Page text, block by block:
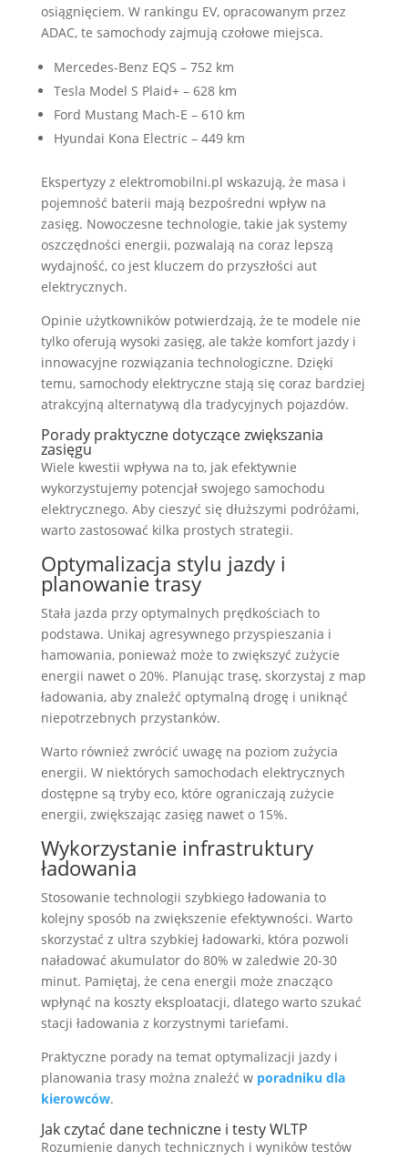
osiągnięciem. W rankingu EV, opracowanym przez
ADAC, te samochody zajmują czołowe miejsca.
Mercedes-Benz EQS – 752 km
Tesla Model S Plaid+ – 628 km
Ford Mustang Mach-E – 610 km
Hyundai Kona Electric – 449 km
Ekspertyzy z elektromobilni.pl wskazują, że masa i
pojemność baterii mają bezpośredni wpływ na
zasięg. Nowoczesne technologie, takie jak systemy
oszczędności energii, pozwalają na coraz lepszą
wydajność, co jest kluczem do przyszłości aut
elektrycznych.
Opinie użytkowników potwierdzają, że te modele nie
tylko oferują wysoki zasięg, ale także komfort jazdy i
innowacyjne rozwiązania technologiczne. Dzięki
temu, samochody elektryczne stają się coraz bardziej
atrakcyjną alternatywą dla tradycyjnych pojazdów.
Porady praktyczne dotyczące zwiększania
zasięgu
Wiele kwestii wpływa na to, jak efektywnie
wykorzystujemy potencjał swojego samochodu
elektrycznego. Aby cieszyć się dłuższymi podróżami,
warto zastosować kilka prostych strategii.
Optymalizacja stylu jazdy i
planowanie trasy
Stała jazda przy optymalnych prędkościach to
podstawa. Unikaj agresywnego przyspieszania i
hamowania, ponieważ może to zwiększyć zużycie
energii nawet o 20%. Planując trasę, skorzystaj z map
ładowania, aby znaleźć optymalną drogę i uniknąć
niepotrzebnych przystanków.
Warto również zwrócić uwagę na poziom zużycia
energii. W niektórych samochodach elektrycznych
dostępne są tryby eco, które ograniczają zużycie
energii, zwiększając zasięg nawet o 15%.
Wykorzystanie infrastruktury
ładowania
Stosowanie technologii szybkiego ładowania to
kolejny sposób na zwiększenie efektywności. Warto
skorzystać z ultra szybkiej ładowarki, która pozwoli
naładować akumulator do 80% w zaledwie 20-30
minut. Pamiętaj, że cena energii może znacząco
wpłynąć na koszty eksploatacji, dlatego warto szukać
stacji ładowania z korzystnymi tariefami.
Praktyczne porady na temat optymalizacji jazdy i
planowania trasy można znaleźć w poradniku dla
kierowców.
Jak czytać dane techniczne i testy WLTP
Rozumienie danych technicznych i wyników testów